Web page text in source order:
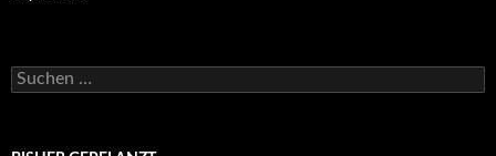
Suchen
nach: